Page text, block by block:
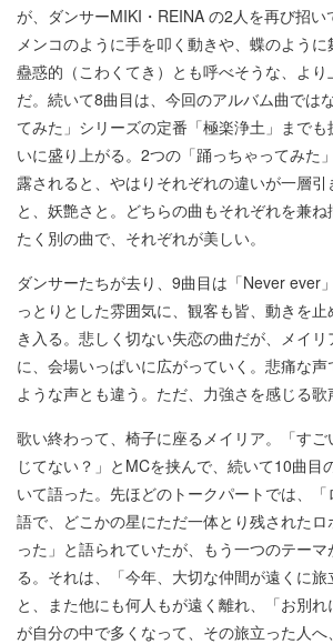
が、ダンサーMIKI・REINA の2人を再び招い
メンコのように手を叩く動きや、蝶のように
蠱惑的（こわくてき）とも呼べそうな、より
だ。続いて8曲目は、今回のアルバム曲では
てみた」シリーズの定番「極楽浄土」まで
いに盛り上がる。2つの「踊っちゃってみた
露されると、やはりそれぞれの違いが一層引
と、妖艶さと。どちらの曲もそれぞれを兼
たく別の曲で、それぞれが美しい。
ダンサーたちが去り、9曲目は「Never ever
っとりとした雰囲気に、観客も皆、動きを
き入る。悲しく切ない失恋の曲だが、メイ
に、会場いっぱいに広がっていく。悲痛な
ような声とも違う。ただ、力強さを感じる歌
歌い終わって、椅子に座るメイリア。「す
じてない？」とMCを挟んで、続いて10曲目
いて語った。先ほどのトークパートでは、
語で、どこかの星にただ一体とり残された
った」と語られていたが、もう一つのテー
る。それは、「今年、大切な仲間が遠くに旅
と、また他にも何人もが遠く離れ、「お別れ
が自分の中で多くなって、その旅立った人へ